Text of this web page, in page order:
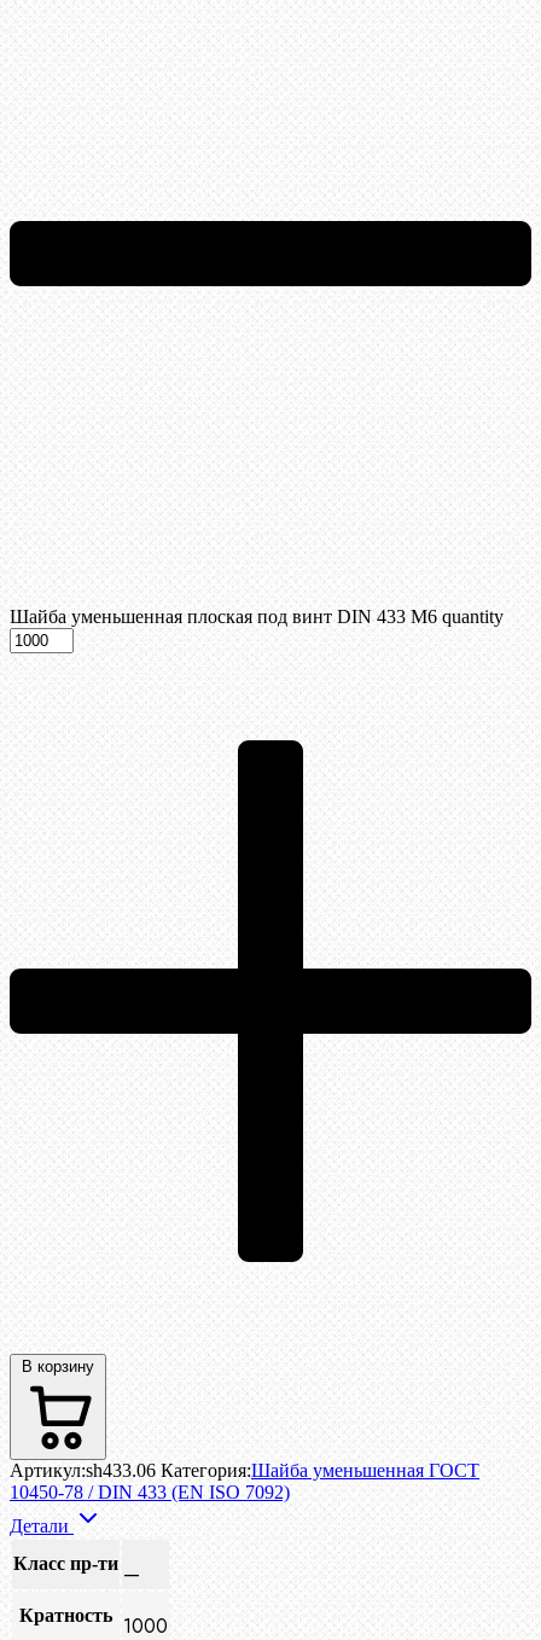
Шайба уменьшенная плоская под винт DIN 433 М6 quantity
В корзину
Артикул:sh433.06 Категория:Шайба уменьшенная ГОСТ
10450-78 / DIN 433 (EN ISO 7092)
Детали
Класс пр-ти —
Кратность 1000